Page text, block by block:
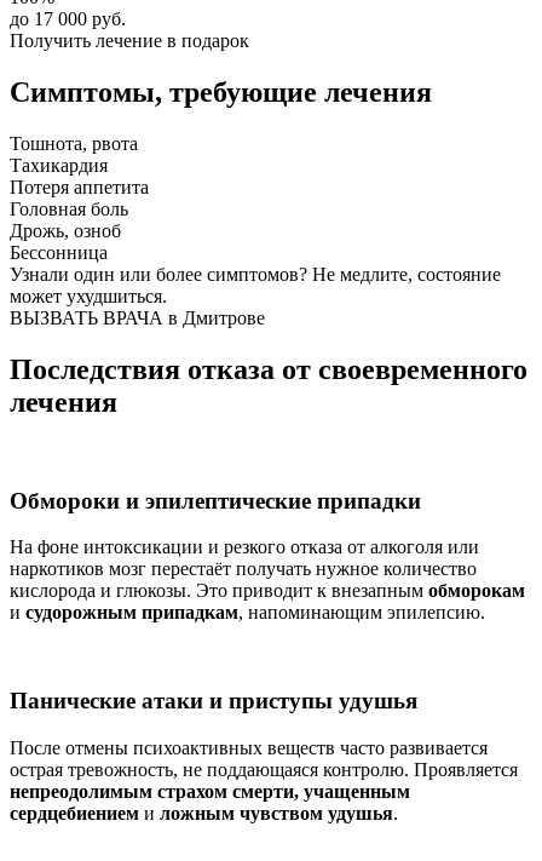
до 17 000 руб.
Получить лечение в подарок
Симптомы, требующие лечения
Тошнота, рвота
Тахикардия
Потеря аппетита
Головная боль
Дрожь, озноб
Бессонница
Узнали один или более симптомов? Не медлите, состояние
может ухудшиться.
ВЫЗВАТЬ ВРАЧА в Дмитрове
Последствия отказа от своевременного
лечения
Обмороки и эпилептические припадки
На фоне интоксикации и резкого отказа от алкоголя или
наркотиков мозг перестаёт получать нужное количество
кислорода и глюкозы. Это приводит к внезапным обморокам
и судорожным припадкам, напоминающим эпилепсию.
Панические атаки и приступы удушья
После отмены психоактивных веществ часто развивается
острая тревожность, не поддающаяся контролю. Проявляется
непреодолимым страхом смерти, учащенным
сердцебиением и ложным чувством удушья.